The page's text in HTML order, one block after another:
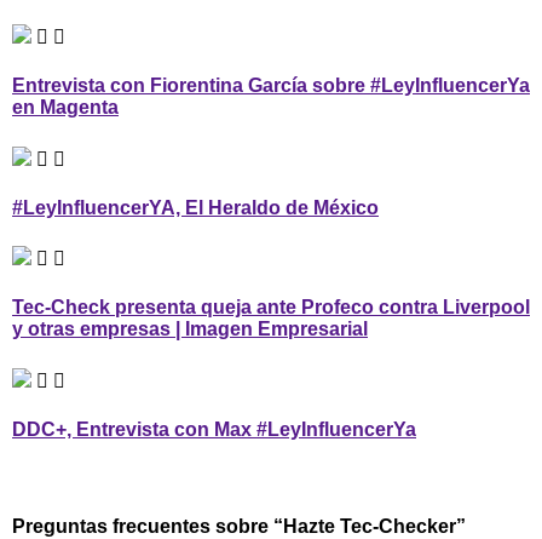
Entrevista con Fiorentina García sobre #LeyInfluencerYa
en Magenta
#LeyInfluencerYA, El Heraldo de México
Tec-Check presenta queja ante Profeco contra Liverpool
y otras empresas | Imagen Empresarial
DDC+, Entrevista con Max #LeyInfluencerYa
Preguntas frecuentes sobre “Hazte Tec-Checker”